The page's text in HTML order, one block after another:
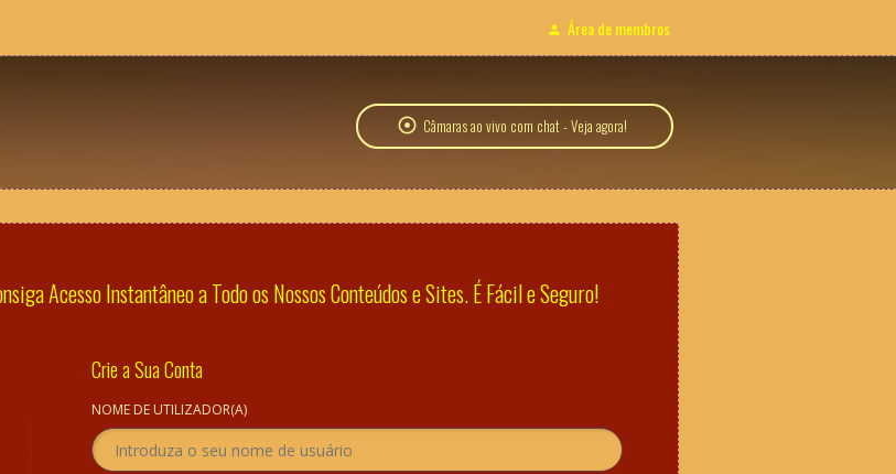
Área de membros
Câmaras ao vivo com chat - Veja agora!
Acesso Instantâneo a Todo os Nossos Conteúdos e Sites. É Fácil e Seguro!
Crie a Sua Conta
NOME DE UTILIZADOR(A)